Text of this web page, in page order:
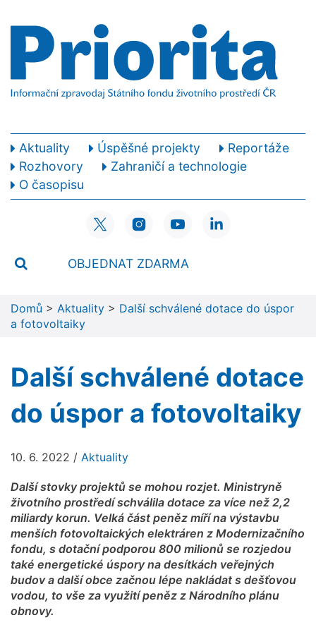
Aktuality Úspěšné projekty
Reportáže
Rozhovory
Zahraničí a technologie
O časopisu
OBJEDNAT ZDARMA
Domů > Aktuality > Další schválené dotace do úspor
a fotovoltaiky
Další schválené dotace
do úspor a fotovoltaiky
10. 6. 2022 / Aktuality
Další stovky projektů se mohou rozjet. Ministryně
životního prostředí schválila dotace za více než 2,2
miliardy korun. Velká část peněz míří na výstavbu
menších fotovoltaických elektráren z Modernizačního
fondu, s dotační podporou 800 milionů se rozjedou
také energetické úspory na desítkách veřejných
budov a další obce začnou lépe nakládat s dešťovou
vodou, to vše za využití peněz z Národního plánu
obnovy.